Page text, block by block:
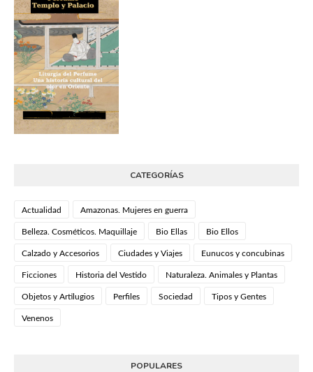
CATEGORÍAS
Actualidad Amazonas. Mujeres en guerra
Belleza. Cosméticos. Maquillaje Bio Ellas Bio Ellos
Calzado y Accesorios Ciudades y Viajes Eunucos y concubinas
Ficciones Historia del Vestido Naturaleza. Animales y Plantas
Objetos y Artilugios Perfiles Sociedad Tipos y Gentes
Venenos
POPULARES